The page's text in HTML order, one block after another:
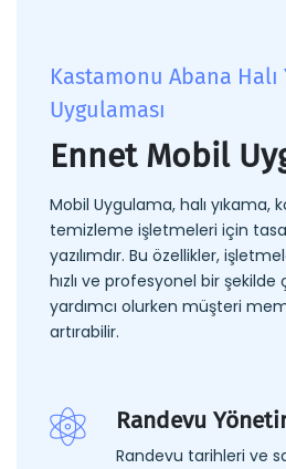
Kastamonu Abana Halı
Uygulaması
Ennet Mobil
Mobil Uygulama, halı yıkama,
temizleme işletmeleri için
yazılımdır. Bu özellikler,
hızlı ve profesyonel bir şekilde
yardımcı olurken müşteri
artırabilir.
Randevu
Randevu tarihleri ve